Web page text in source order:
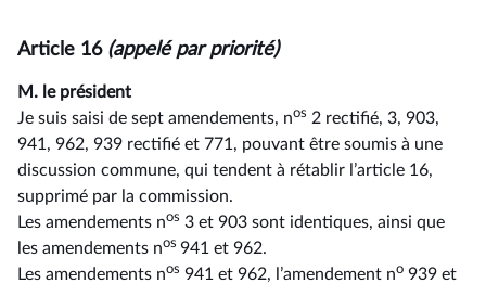
Article 16 (appelé par priorité)
M. le président
Je suis saisi de sept amendements, nos 2 rectifié, 3, 903,
941, 962, 939 rectifié et 771, pouvant être soumis à une
discussion commune, qui tendent à rétablir l’article 16,
supprimé par la commission.
Les amendements nos 3 et 903 sont identiques, ainsi que
les amendements nos 941 et 962.
Les amendements nos 941 et 962, l’amendement no 939 et